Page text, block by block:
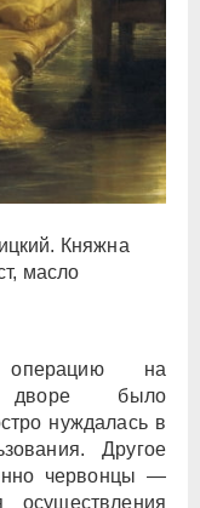
Княжна
масло
операцию на
дворе было
нуждалась в
Другое
червонцы —